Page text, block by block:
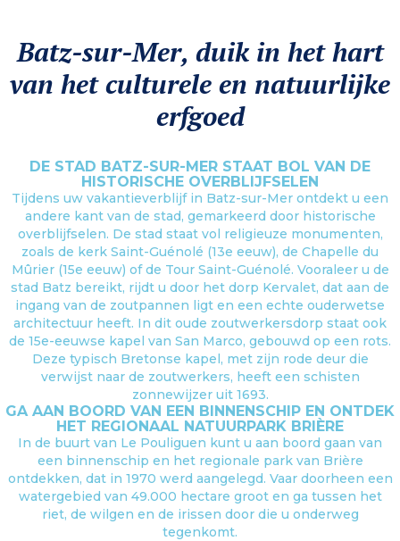
Batz-sur-Mer, duik in het hart
van het culturele en natuurlijke
erfgoed
DE STAD BATZ-SUR-MER STAAT BOL VAN DE
HISTORISCHE OVERBLIJFSELEN
Tijdens uw vakantieverblijf in Batz-sur-Mer ontdekt u een
andere kant van de stad, gemarkeerd door historische
overblijfselen. De stad staat vol religieuze monumenten,
zoals de kerk Saint-Guénolé (13e eeuw), de Chapelle du
Mûrier (15e eeuw) of de Tour Saint-Guénolé. Vooraleer u de
stad Batz bereikt, rijdt u door het dorp Kervalet, dat aan de
ingang van de zoutpannen ligt en een echte ouderwetse
architectuur heeft. In dit oude zoutwerkersdorp staat ook
de 15e-eeuwse kapel van San Marco, gebouwd op een rots.
Deze typisch Bretonse kapel, met zijn rode deur die
verwijst naar de zoutwerkers, heeft een schisten
zonnewijzer uit 1693.
GA AAN BOORD VAN EEN BINNENSCHIP EN ONTDEK
HET REGIONAAL NATUURPARK BRIÈRE
In de buurt van Le Pouliguen kunt u aan boord gaan van
een binnenschip en het regionale park van Brière
ontdekken, dat in 1970 werd aangelegd. Vaar doorheen een
watergebied van 49.000 hectare groot en ga tussen het
riet, de wilgen en de irissen door die u onderweg
tegenkomt.